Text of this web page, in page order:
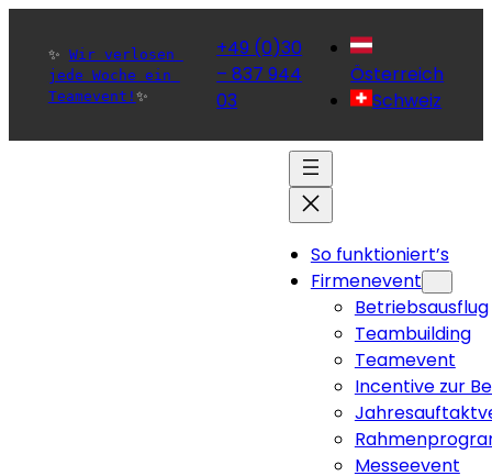
✨ Wir verlosen
jede Woche ein
Teamevent! ✨
+49 (0)30
– 837 944
03
Österreich
Schweiz
So funktioniert’s
Firmenevent
Betriebsausflug
Teambuilding
Teamevent
Incentive zur
Messeevent